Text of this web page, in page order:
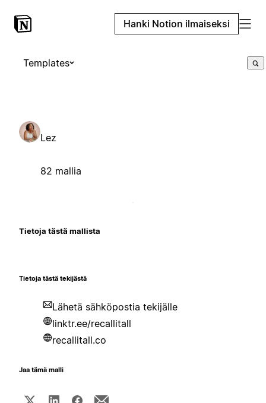
Hanki Notion ilmaiseksi
Templates
Lez
82 mallia
Tietoja tästä mallista
Tietoja tästä tekijästä
Lähetä sähköpostia tekijälle
linktr.ee/recallitall
recallitall.co
Jaa tämä malli